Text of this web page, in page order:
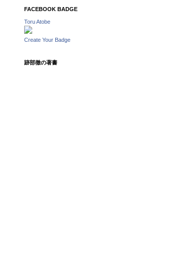
FACEBOOK BADGE
Toru Atobe
Create Your Badge
跡部徹の著書